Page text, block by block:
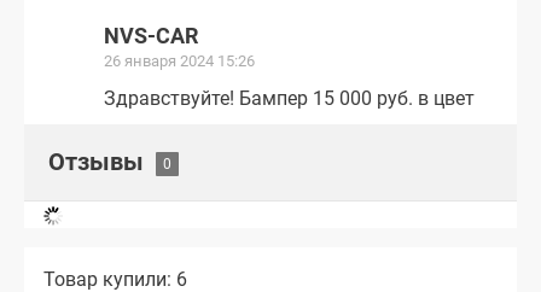
NVS-CAR
26 января 2024 15:26
Здравствуйте! Бампер 15 000 руб. в цвет
Отзывы
Товар купили: 6